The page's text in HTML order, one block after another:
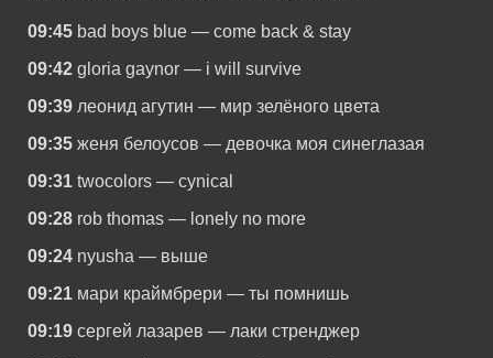
09:45 bad boys blue — come back & stay
09:42 gloria gaynor — i will survive
09:39 леонид агутин — мир зелёного цвета
09:35 женя белоусов — девочка моя синеглазая
09:31 twocolors — cynical
09:28 rob thomas — lonely no more
09:24 nyusha — выше
09:21 мари краймбрери — ты помнишь
09:19 сергей лазарев — лаки стренджер